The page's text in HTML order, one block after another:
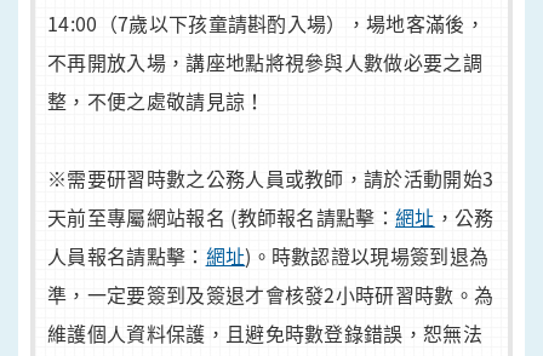
14:00（7歲以下孩童請斟酌入場），場地客滿後，
不再開放入場，講座地點將視參與人數做必要之調
整，不便之處敬請見諒！
※需要研習時數之公務人員或教師，請於活動開始3
天前至專屬網站報名 (教師報名請點擊：網址 ，公務
人員報名請點擊： 網址)。時數認證以現場簽到退為
準，一定要簽到及簽退才會核發2小時研習時數。為
維護個人資料保護，且避免時數登錄錯誤，恕無法